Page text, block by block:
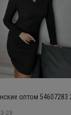
оптом 54607283
29